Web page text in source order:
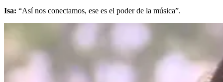
Isa: “Así nos conectamos, ese es el poder de la música”.